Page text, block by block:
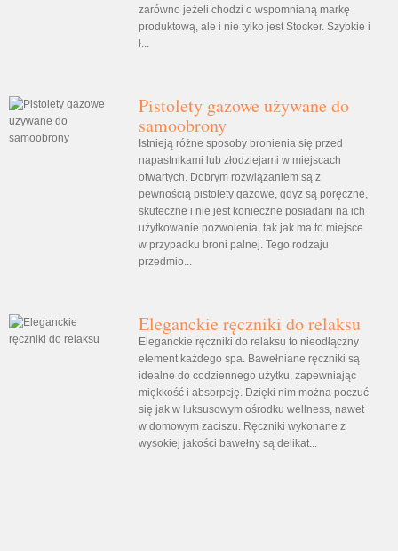
zarówno jeżeli chodzi o wspomnianą markę
produktową, ale i nie tylko jest Stocker. Szybkie i
ł...
Pistolety gazowe używane do
samoobrony
Istnieją różne sposoby bronienia się przed
napastnikami lub złodziejami w miejscach
otwartych. Dobrym rozwiązaniem są z
pewnością pistolety gazowe, gdyż są poręczne,
skuteczne i nie jest konieczne posiadani na ich
użytkowanie pozwolenia, tak jak ma to miejsce
w przypadku broni palnej. Tego rodzaju
przedmio...
Eleganckie ręczniki do relaksu
Eleganckie ręczniki do relaksu to nieodłączny
element każdego spa. Bawełniane ręczniki są
idealne do codziennego użytku, zapewniając
miękkość i absorpcję. Dzięki nim można poczuć
się jak w luksusowym ośrodku wellness, nawet
w domowym zaciszu. Ręczniki wykonane z
wysokiej jakości bawełny są delikat...